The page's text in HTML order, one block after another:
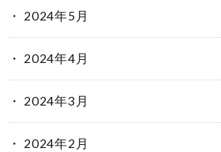
2024年5月
2024年4月
2024年3月
2024年2月